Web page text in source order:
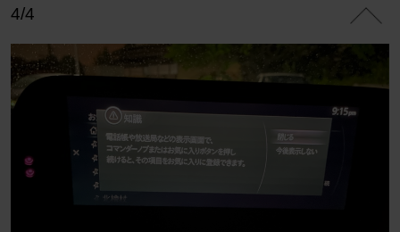
4/4